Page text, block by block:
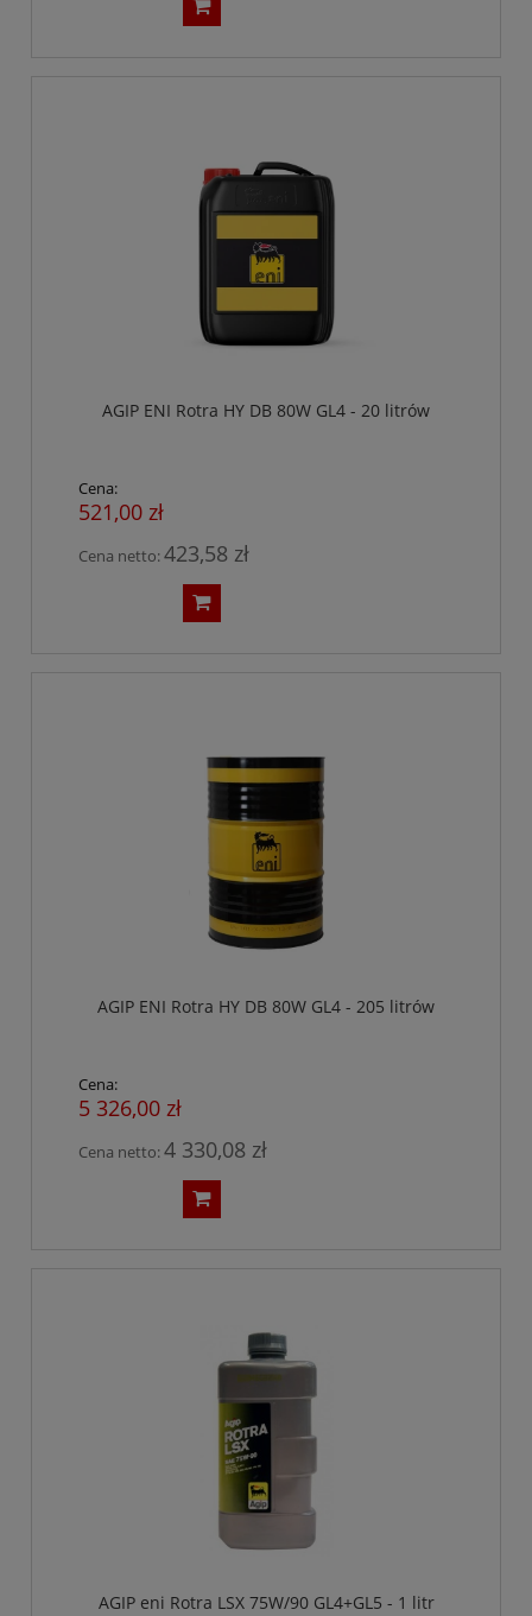
AGIP ENI Rotra HY DB 80W GL4 - 20 litrów
Cena:
521,00 zł
Cena netto:423,58 zł
AGIP ENI Rotra HY DB 80W GL4 - 205 litrów
Cena:
5 326,00 zł
Cena netto:4 330,08 zł
AGIP eni Rotra LSX 75W/90 GL4+GL5 - 1 litr